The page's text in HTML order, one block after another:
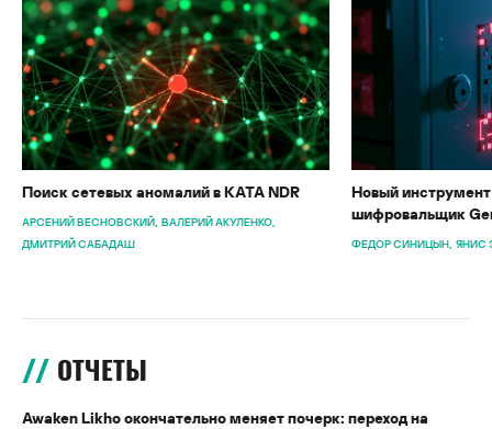
Поиск сетевых аномалий в KATA NDR
АРСЕНИЙ ВЕСНОВСКИЙ ВАЛЕРИЙ АКУЛЕНКО
ДМИТРИЙ САБАДАШ
Новый
шифровальщик
ФЕДОР СИНИЦЫН ЯНИС
ОТЧЕТЫ
Awaken Likho окончательно меняет почерк: переход на